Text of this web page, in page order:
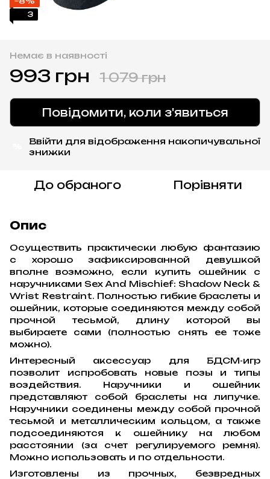
3
Немає в наявності
993 грн 1 079 грн
Повідомити, коли з'явиться
Ввійти для відображення накопичувальної
знижки
До обраного Порівняти
Опис
Осуществить практически любую фантазию
с хорошо зафиксированной девушкой
вполне возможно, если купить ошейник с
наручниками Sex And Mischief: Shadow Neck &
Wrist Restraint. Полностью гибкие браслеты и
ошейник, которые соединяются между собой
прочной тесьмой, длину которой вы
выбираете сами (полностью снять ее тоже
можно).
Интересный аксессуар для БДСМ-игр
позволит испробовать новые позы и типы
воздействия. Наручники и ошейник
представляют собой браслеты на липучке.
Наручники соединены между собой прочной
тесьмой и металлическим кольцом, а также
подсоединяются к ошейнику на любом
расстоянии (за счет регулируемого ремня).
Можно использовать и по отдельности.
Изготовлены из прочных, безвредных